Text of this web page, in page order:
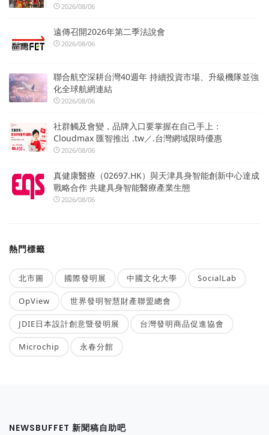
2026/08/06
遠傳召開2026年第二季法說會
2026/08/06
聯合航空深耕台灣40週年 持續投資市場、升級機隊並強
化全球航網連結
2026/08/06
社群觸及會變，品牌入口要掌握在自己手上：
Cloudmax 匯智推出 .tw／.台灣網域限時優惠
2026/08/06
真健康醫療（02697.HK）與天津具身智能創新中心達成
戰略合作 共建具身智能醫療產業生態
2026/08/06
熱門標籤
北市圖 國際發明展 中國文化大學 SocialLab
OpView 世界發明智慧財產聯盟總會
JDIE日本設計創意暨發明展 台灣發明商品促進協會
Microchip 永春分館
NEWSBUFFET 新聞稿自助吧